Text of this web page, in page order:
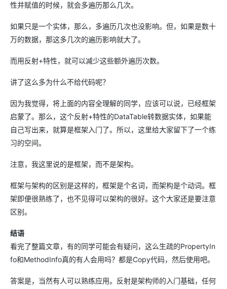
性并赋值的时候，就会多遍历那么几次。
如果只是一个实体，那么，多遍历几次也没影响。但，如果是数十
万的数据，那这多几次的遍历影响就大了。
而用反射+特性，就可以减少这些额外遍历次数。
讲了这么多为什么不给代码呢？
因为我觉得，将上面的内容全理解的同学，应该可以说，已经框架
启蒙了。那么，这个反射+特性的DataTable转数据实体，如果能
自己写出来，就算是框架入门了。所以，这里给大家留下了一个练
习的空间。
注意，我这里说的是框架，而不是架构。
框架与架构的区别是这样的，框架是个名词，而架构是个动词。框
架即便很熟练了，也不见得可以架构的很好。这个大家还是要注意
区别。
结语
看完了整篇文章，有的同学可能会有疑问，这么生疏的PropertyIn
fo和MethodInfo真的有人会用吗？都是Copy代码，然后使用吧。
答案是，当然有人可以熟练应用。反射是架构师的入门基础，任何